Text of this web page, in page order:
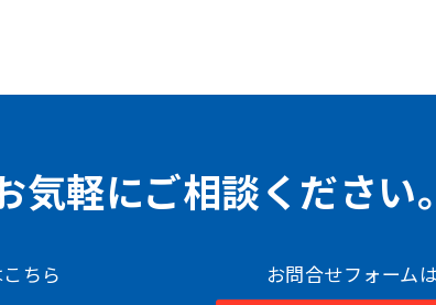
軽にご相談ください。
ちら お問合せフォーム